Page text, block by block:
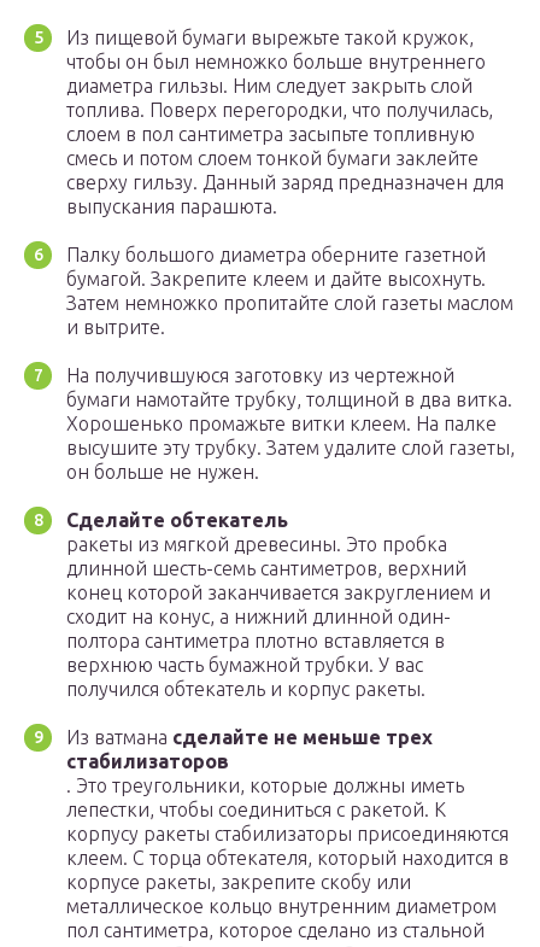
Из пищевой бумаги вырежьте такой кружок,
чтобы он был немножко больше внутреннего
диаметра гильзы. Ним следует закрыть слой
топлива. Поверх перегородки, что получилась,
слоем в пол сантиметра засыпьте топливную
смесь и потом слоем тонкой бумаги заклейте
сверху гильзу. Данный заряд предназначен для
выпускания парашюта.
Палку большого диаметра оберните газетной
бумагой. Закрепите клеем и дайте высохнуть.
Затем немножко пропитайте слой газеты маслом
и вытрите.
На получившуюся заготовку из чертежной
бумаги намотайте трубку, толщиной в два витка.
Хорошенько промажьте витки клеем. На палке
высушите эту трубку. Затем удалите слой газеты,
он больше не нужен.
Сделайте обтекатель
ракеты из мягкой древесины. Это пробка
длинной шесть-семь сантиметров, верхний
конец которой заканчивается закруглением и
сходит на конус, а нижний длинной один-
полтора сантиметра плотно вставляется в
верхнюю часть бумажной трубки. У вас
получился обтекатель и корпус ракеты.
Из ватмана сделайте не меньше трех
стабилизаторов
. Это треугольники, которые должны иметь
лепестки, чтобы соединиться с ракетой. К
корпусу ракеты стабилизаторы присоединяются
клеем. С торца обтекателя, который находится в
корпусе ракеты, закрепите скобу или
металлическое кольцо внутренним диаметром
пол сантиметра, которое сделано из стальной